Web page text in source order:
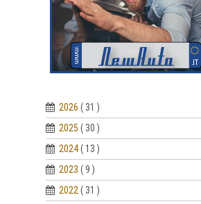
2026 ( 31 )
2025 ( 30 )
2024 ( 13 )
2023 ( 9 )
2022 ( 31 )